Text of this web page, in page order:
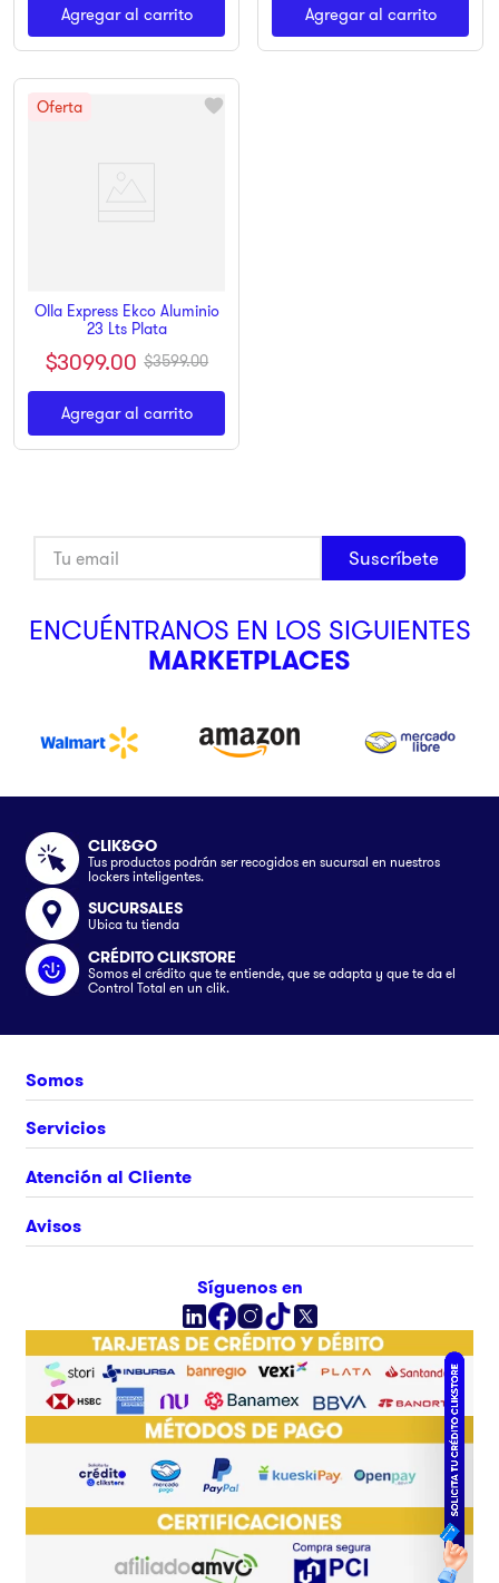
Agregar al carrito Agregar al carrito
Olla Express Ekco Aluminio
23 Lts Plata
$3099.00 $3599.00
Agregar al carrito
Suscríbete
ENCUÉNTRANOS EN LOS SIGUIENTES
MARKETPLACES
CLIK&GO
Tus productos podrán ser recogidos en sucursal en nuestros
lockers inteligentes.
SUCURSALES
Ubica tu tienda
CRÉDITO CLIKSTORE
Somos el crédito que te entiende, que se adapta y que te da el
Control Total en un clik.
Somos
Nosotros
Únete al equipo
Servicios
Crédito Clikstore
Gift Card
Rastrea tu pedido
Atención al Cliente
¿Cómo comprar?
Facturación Electrónica
Preguntas Frecuentes
Avisos
Términos y Condiciones
Aviso de privacidad
Síguenos en